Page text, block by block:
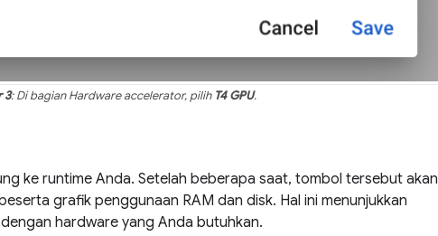
3: Di bagian Hardware accelerator, pilih T4 GPU.
ke runtime Anda. Setelah beberapa saat, tombol tersebut akan
grafik penggunaan RAM dan disk. Hal ini menunjukkan
hardware yang Anda butuhkan.